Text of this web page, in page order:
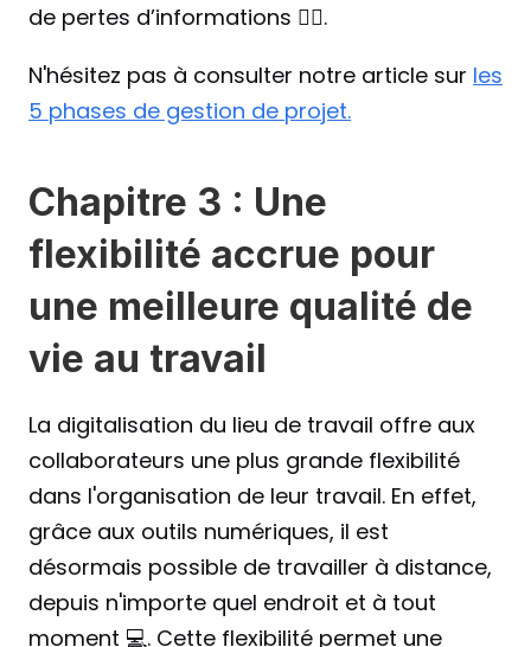
de pertes d’informations ☝🏻.
N'hésitez pas à consulter notre article sur les
5 phases de gestion de projet.
Chapitre 3 : Une
flexibilité accrue pour
une meilleure qualité de
vie au travail
La digitalisation du lieu de travail offre aux
collaborateurs une plus grande flexibilité
dans l'organisation de leur travail. En effet,
grâce aux outils numériques, il est
désormais possible de travailler à distance,
depuis n'importe quel endroit et à tout
moment 💻. Cette flexibilité permet une